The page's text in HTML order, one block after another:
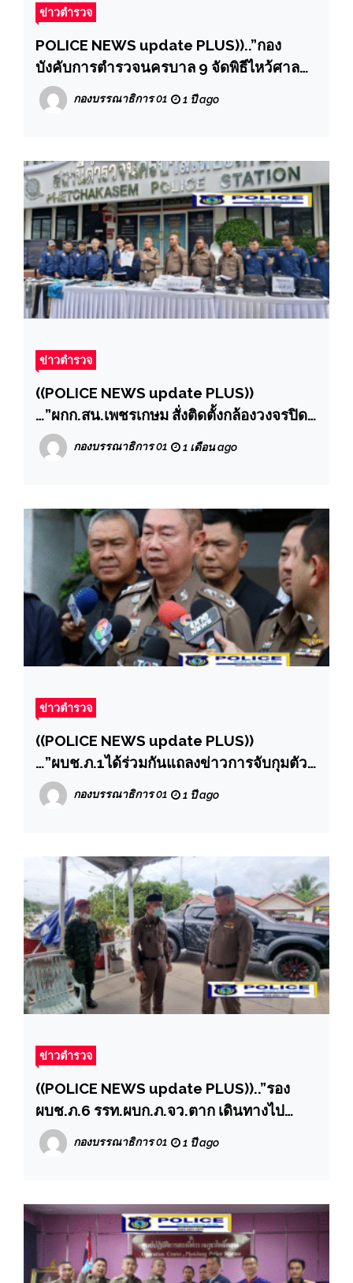
ข่าวตำรวจ
POLICE NEWS update PLUS))..”กอง
บังคับการตำรวจนครบาล 9 จัดพิธีไหว้ศาล
และทำบุญเลี้ยงพระ”
กองบรรณาธิการ 01 1 ปี ago
ข่าวตำรวจ
((POLICE NEWS update PLUS))
…”ผกก.สน.เพชรเกษม สั่งติดตั้งกล้องวงจรปิด
เพิ่มซุ่มดูแกงค์ลักรถจักรยานยนต์สุดท้าย รวบ
ได้ยกแก้งค์ขยายผลก่อเหตุโชกโชน ทั้งฝั่ง
กองบรรณาธิการ 01 1 เดือน ago
ข่าวตำรวจ
((POLICE NEWS update PLUS))
…”ผบช.ภ.1ได้ร่วมกันแถลงข่าวการจับกุมตัวผู้
ต้องหาร่วมกันกันพยายามฆ่าเจ้าพนักงานซึ่ง
กระทำการตามหน้าที่ มีอาวุธปืนและเครื่อง
ทางสาธารณะ โดยไม่มีเหตุอันควร”
กองบรรณาธิการ 01 1 ปี ago
ข่าวตำรวจ
((POLICE NEWS update PLUS))..”รอง
ผบช.ภ.6 รรท.ผบก.ภ.จว.ตาก เดินทางไป
ตรวจเยี่ยมด่านตรวจป้องกันปราบปรามยา
เสพติดและสิ่งผิดกฎหมายห้วยยะอุ สภ.พะวอ “
กองบรรณาธิการ 01 1 ปี ago